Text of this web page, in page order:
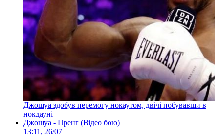
Джошуа здобув перемогу нокаутом, двічі побувавши в
нокдауні
Джошуа - Пренг (Відео бою)
13:11, 26/07